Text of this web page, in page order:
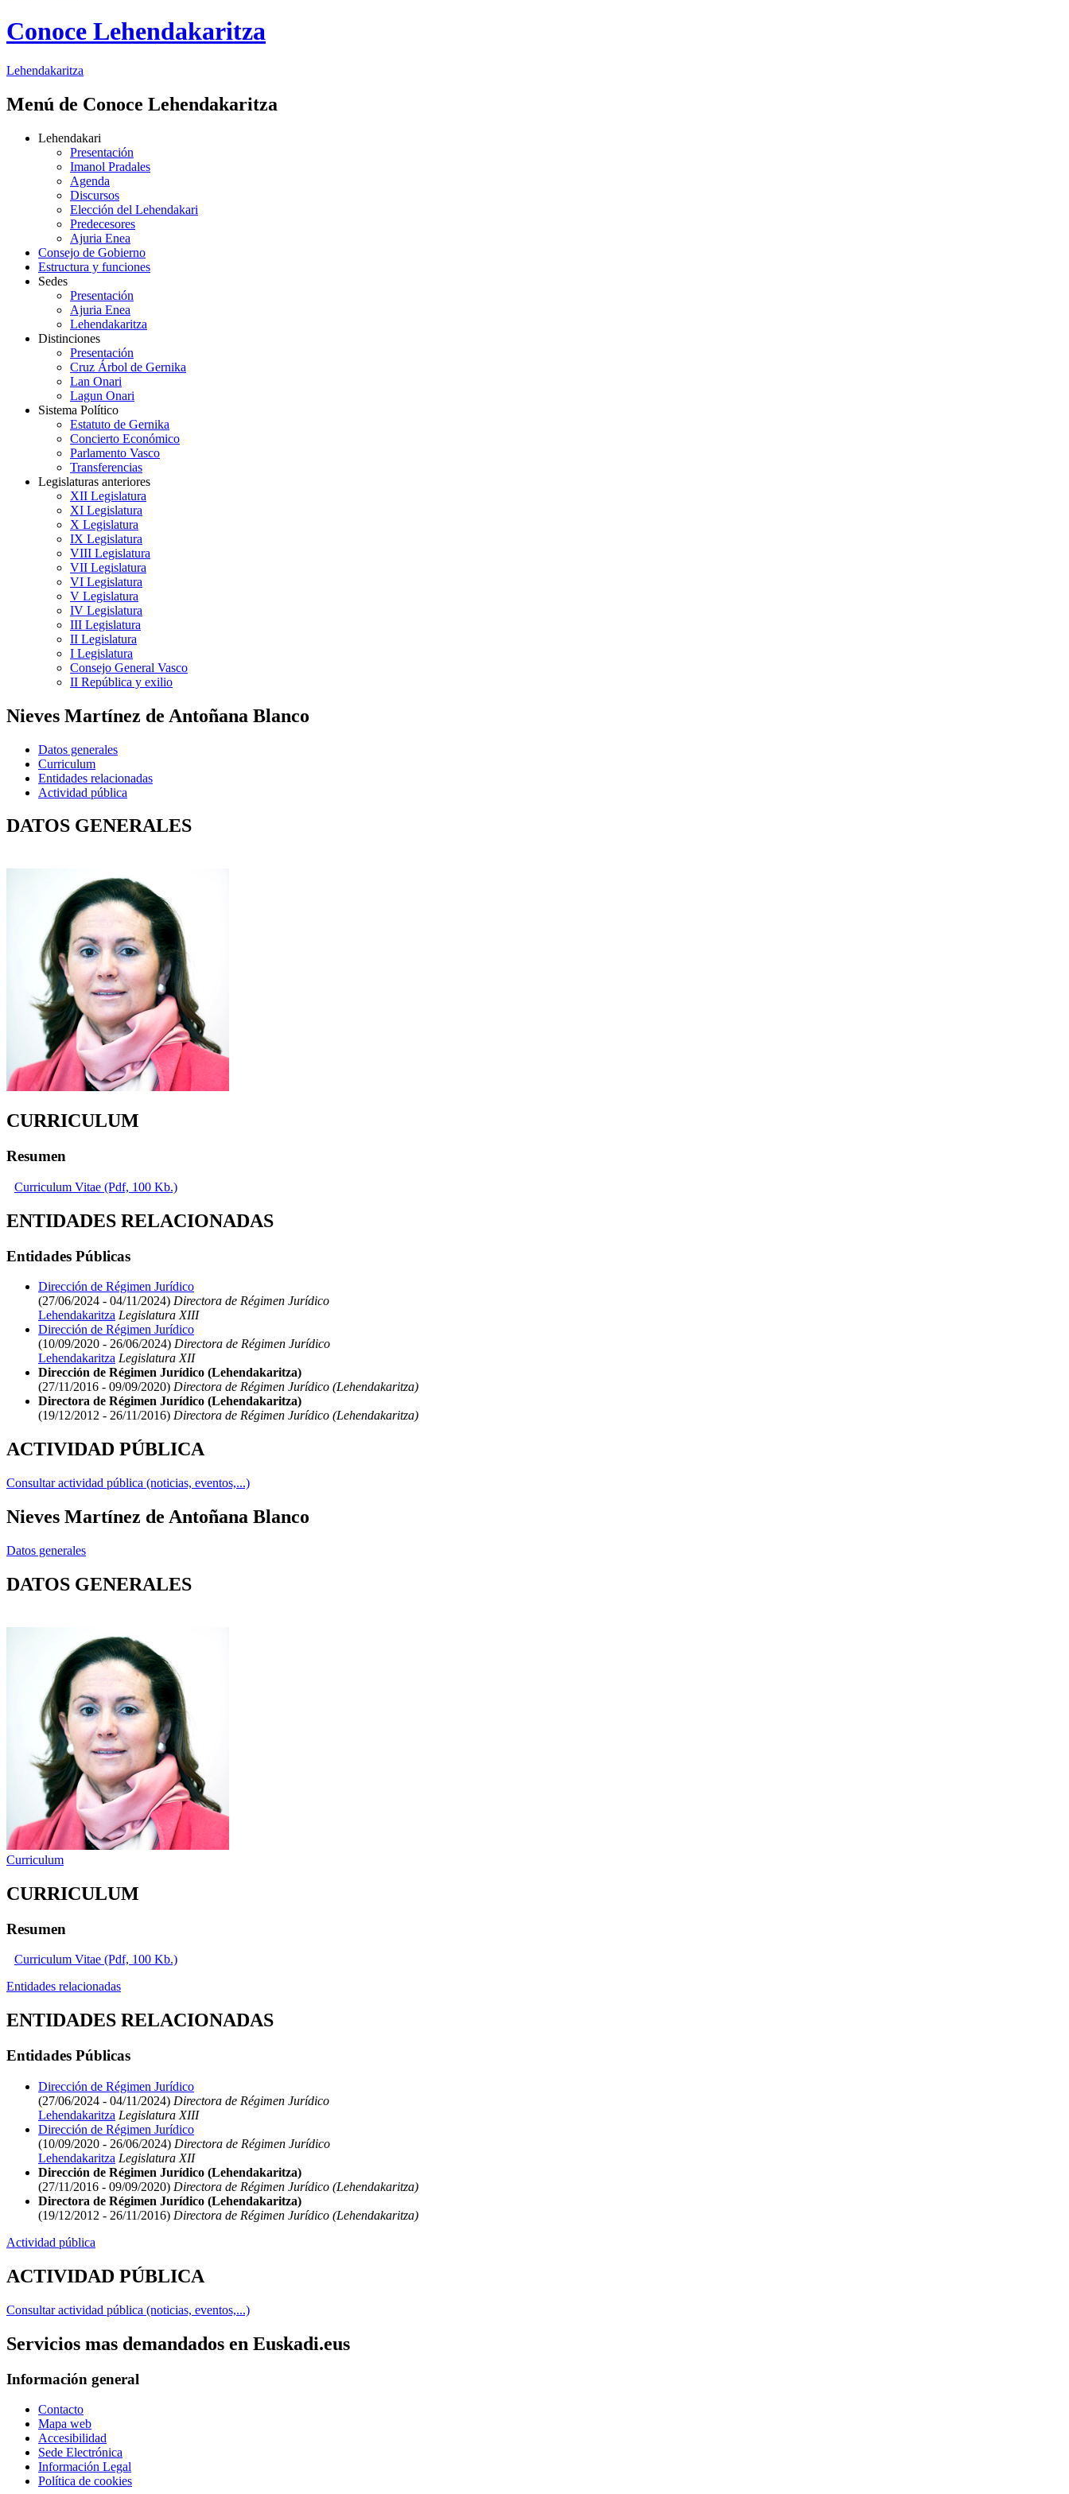
Conoce Lehendakaritza
Lehendakaritza
Menú de Conoce Lehendakaritza
Lehendakari
Presentación
Imanol Pradales
Agenda
Discursos
Elección del Lehendakari
Predecesores
Ajuria Enea
Consejo de Gobierno
Estructura y funciones
Sedes
Presentación
Ajuria Enea
Lehendakaritza
Distinciones
Presentación
Cruz Árbol de Gernika
Lan Onari
Lagun Onari
Sistema Político
Estatuto de Gernika
Concierto Económico
Parlamento Vasco
Transferencias
Legislaturas anteriores
XII Legislatura
XI Legislatura
X Legislatura
IX Legislatura
VIII Legislatura
VII Legislatura
VI Legislatura
V Legislatura
IV Legislatura
III Legislatura
II Legislatura
I Legislatura
Consejo General Vasco
II República y exilio
Nieves Martínez de Antoñana Blanco
Datos generales
Curriculum
Entidades relacionadas
Actividad pública
DATOS GENERALES
CURRICULUM
Resumen
Curriculum Vitae (Pdf, 100 Kb.)
ENTIDADES RELACIONADAS
Entidades Públicas
Dirección de Régimen Jurídico
(27/06/2024 - 04/11/2024) Directora de Régimen Jurídico
Lehendakaritza Legislatura XIII
Dirección de Régimen Jurídico
(10/09/2020 - 26/06/2024) Directora de Régimen Jurídico
Lehendakaritza Legislatura XII
Dirección de Régimen Jurídico (Lehendakaritza)
(27/11/2016 - 09/09/2020) Directora de Régimen Jurídico (Lehendakaritza)
Directora de Régimen Jurídico (Lehendakaritza)
(19/12/2012 - 26/11/2016) Directora de Régimen Jurídico (Lehendakaritza)
ACTIVIDAD PÚBLICA
Consultar actividad pública (noticias, eventos,...)
Nieves Martínez de Antoñana Blanco
Datos generales
DATOS GENERALES
Curriculum
CURRICULUM
Resumen
Curriculum Vitae (Pdf, 100 Kb.)
Entidades relacionadas
ENTIDADES RELACIONADAS
Entidades Públicas
Dirección de Régimen Jurídico
(27/06/2024 - 04/11/2024) Directora de Régimen Jurídico
Lehendakaritza Legislatura XIII
Dirección de Régimen Jurídico
(10/09/2020 - 26/06/2024) Directora de Régimen Jurídico
Lehendakaritza Legislatura XII
Dirección de Régimen Jurídico (Lehendakaritza)
(27/11/2016 - 09/09/2020) Directora de Régimen Jurídico (Lehendakaritza)
Directora de Régimen Jurídico (Lehendakaritza)
(19/12/2012 - 26/11/2016) Directora de Régimen Jurídico (Lehendakaritza)
Actividad pública
ACTIVIDAD PÚBLICA
Consultar actividad pública (noticias, eventos,...)
Servicios mas demandados en Euskadi.eus
Información general
Contacto
Mapa web
Accesibilidad
Sede Electrónica
Información Legal
Política de cookies